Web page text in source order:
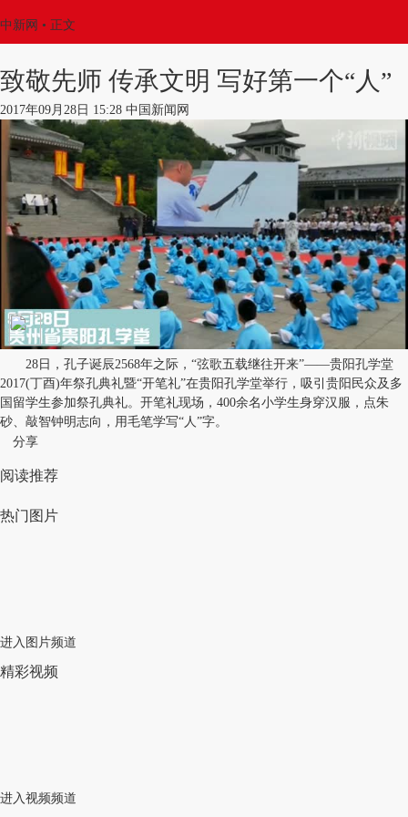
中新网 • 正文
致敬先师 传承文明 写好第一个“人”
2017年09月28日 15:28 中国新闻网
28日，孔子诞辰2568年之际，“弦歌五载继往开来”——贵阳孔学堂
2017(丁酉)年祭孔典礼暨“开笔礼”在贵阳孔学堂举行，吸引贵阳民众及多
国留学生参加祭孔典礼。开笔礼现场，400余名小学生身穿汉服，点朱
砂、敲智钟明志向，用毛笔学写“人”字。
分享
阅读推荐
热门图片
进入图片频道
精彩视频
进入视频频道